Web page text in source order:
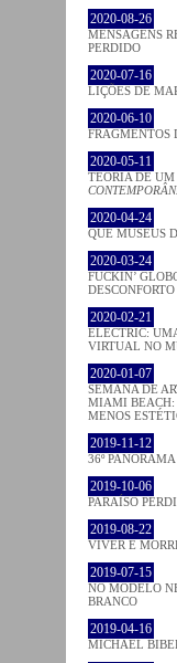
2020-08-26
MENSAGENS
PERDIDO
2020-07-16
LIÇÕES DE
2020-06-10
FRAGMENTOS
2020-05-11
TEORIA DE
2020-04-24
QUE MUSEUS
2020-03-24
FUCKIN’
DESCONFORTO
2020-02-21
ELECTRIC:
VIRTUAL NO
2020-01-07
SEMANA DE
MIAMI BEACH:
MENOS
2019-11-12
36º
2019-10-06
PARAÍSO
2019-08-22
VIVER E
2019-07-15
NO MODELO
BRANCO
2019-04-16
MICHAEL